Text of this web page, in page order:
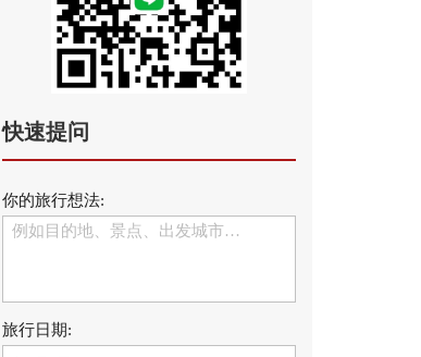
快速提问
你的旅行想法:
旅行日期: